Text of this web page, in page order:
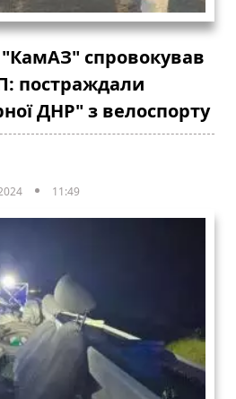
спровокував
постраждали
ДНР" з велоспорту
11:49